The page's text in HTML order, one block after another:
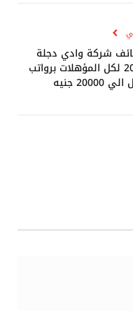
شركة وادي دجلة
2025 لكل المؤهلات برواتب
جنيه